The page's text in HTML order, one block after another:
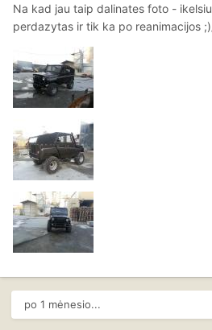
Na kad jau taip dalinates foto -
perdazytas ir tik ka po reanimacijos
po 1 mėnesio...